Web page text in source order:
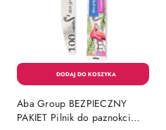
Aba Group BEZPIECZNY
PAKIET Pilnik do paznokci